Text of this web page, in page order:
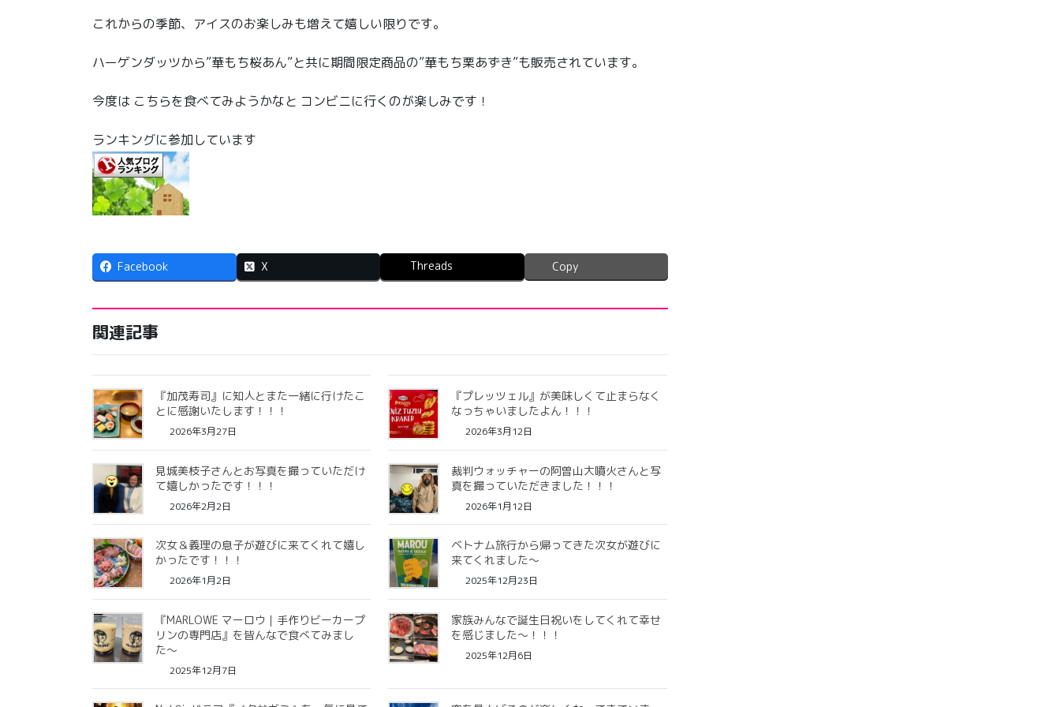
これからの季節、アイスのお楽しみも増えて嬉しい限りです。
ハーゲンダッツから”華もち桜あん”と共に期間限定商品の”華もち栗あずき”も販売されています。
今度は こちらを食べてみようかなと コンビニに行くのが楽しみです！
ランキングに参加しています
Facebook X Threads Copy
関連記事
『加茂寿司』に知人とまた一緒に行けたこ
とに感謝いたします！！！
2026年3月27日
『プレッツェル』が美味しくて止まらなく
なっちゃいましたよん！！！
2026年3月12日
見城美枝子さんとお写真を撮っていただけ
て嬉しかったです！！！
2026年2月2日
裁判ウォッチャーの阿曽山大噴火さんと写
真を撮っていただきました！！！
2026年1月12日
次女＆義理の息子が遊びに来てくれて嬉し
かったです！！！
2026年1月2日
ベトナム旅行から帰ってきた次女が遊びに
来てくれました〜
2025年12月23日
『MARLOWE マーロウ｜手作りビーカープ
リンの専門店』を皆んなで食べてみまし
た〜
2025年12月7日
家族みんなで誕生日祝いをしてくれて幸せ
を感じました〜！！！
2025年12月6日